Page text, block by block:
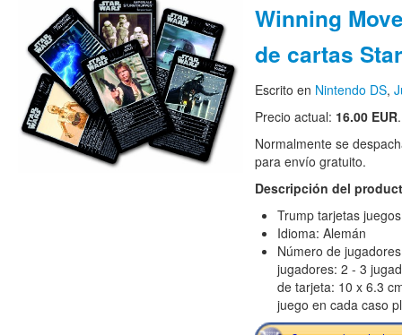
Winning
de cartas
Escrito en Nintendo DS,
Precio actual: 16.00 EUR.
Normalmente se
para envío gratuito.
Descripción del
Trump tarjetas
Idioma: Alemán
Número de
jugadores: 2 - 3
de tarjeta: 10 x 6.3
juego en cada caso